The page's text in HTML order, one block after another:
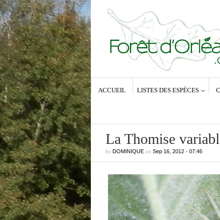
Commentaires récents
1761) – La Coquette
Anne-Lyse MESSAGER
dans
pyrina (Linné, 1761) – La Coquette
Dominiquedans
Zeuzera pyrina
1761) – La Coquette
ACCUEIL LISTES DES ESPÈCES
La Thomise
by DOMINIQUEon Sep 16, 2012• 07:46